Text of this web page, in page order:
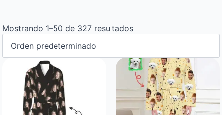
Mostrando 1–50 de 327 resultados